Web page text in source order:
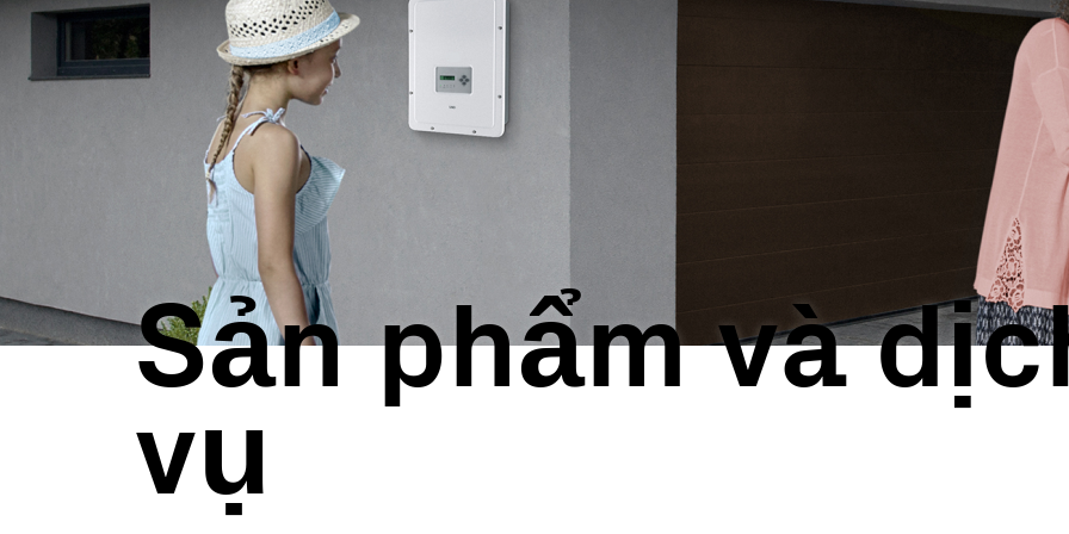
Quy mô điện lực
Lưới điện siêu nhỏ
Các trạm chìa khóa trao tay
Các công cụ phần mềm
Dịch vụ
Sản phẩm và
vụ